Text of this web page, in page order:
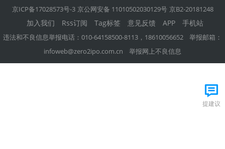
京ICP备17028573号-3 京公网安备 11010502030129号 京B2-20181248
加入我们 Rss订阅 Tag标签 意见反馈 APP 手机站
违法和不良信息举报电话：010-64158500-8113，18610056652 举报邮箱：
infoweb@zero2ipo.com.cn
举报网上不良信息
提建议